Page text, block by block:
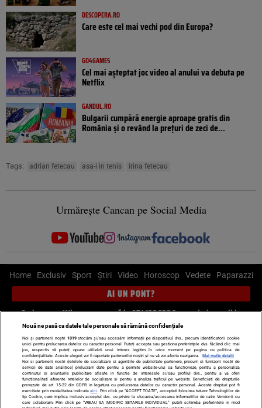
DESCOPERA.RO
Care este cel mai vechi pod din Europa?
GO4GAMES
Cel mai așteptat joc video al anului va debuta pe
Netflix
GANDUL.RO
Bulgarii cumpără energie aproape gratis din
România și o revând la prețuri de zeci de...
Tags: adrian fetecau asa-i in tenis irina fetecau
Urmărește Cancan pe Social Media
Home Exclusiv Sport Știri Video Horoscop Vedete Paparazzi
AI UN PONT?
Scrie-ne pe Whatsapp, sună la 0741226226 sau trimite mail la
pont@cancan.ro
Știri interne Știri externe
Politică
Ultimele stiri
Diete Insula Iubirii Dictionar de vise
LIFE STYLE
Horoscop
Echipa editorială
Termeni si condiții Politica de confidențialitate
Nouă ne pasă ca datele tale personale să rămână confidențiale
Noi și partenerii noștri 1019stocăm și/sau accesăm informații pe dispozitivul dvs., precum identificatorii cookie
unici pentru prelucrarea datelor cu caracter personal. Puteți accepta sau gestiona preferințele dvs. făcând clic mai
jos, respectiv vă puteți opune utilizării unui interes legitim în orice moment pe pagina cu politica de
confidențialitate. Aceste alegeri vor fi raportate partenerilor noștri și nu vă vor afecta navigarea.
Mai multe detalii
Noi si partenerii nostri (retelele de socializare si agentiile de publicitate partenere, precum si furnizorii nostri de
servicii de date analitice) prelucram date pentru a permite website-ului sa functioneze, pentru a personaliza
continutul si anunturile publicitare afisate in functie de interesele si/sau profilul dvs., pentru a va oferi
functionalitati aferente retelelor de socializare si pentru a analiza traficul pe website. Beneficiati de drepturile
prevazute de art. 15-22 din GDPR in legatura cu prelucrarea datelor cu caracter personal. Aceste drepturi pot fi
exercitate prin modalitatea indicataaici . Prin click pe “ACCEPT TOATE”, acceptati folosirea tuturor Tehnologiilor de
tip Cookie, care implica inclusiv acceptul dvs. cu privire la stocarea/accesarea informatiilor de catre Vendor-ii cu
care colaboram. Prin click pe “VREAU SA MODIFIC SETARILE INDIVIDUAL” puteti schimba preferintele in mod